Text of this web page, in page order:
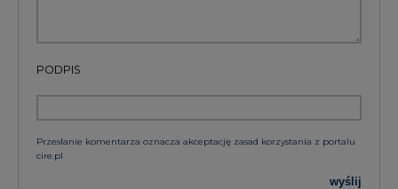
PODPIS
Przesłanie komentarza oznacza akceptację zasad korzystania z portalu
cire.pl
wyślij